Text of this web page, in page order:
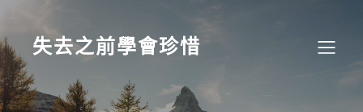
content
失去之前學會珍惜